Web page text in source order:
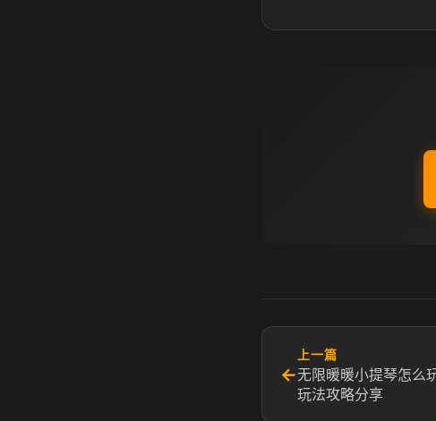
←
上一篇
无限暖暖小提琴怎么
玩法攻略分享